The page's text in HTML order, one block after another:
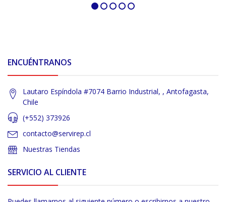
ENCUÉNTRANOS
Lautaro Espíndola #7074 Barrio Industrial, , Antofagasta,
Chile
(+552) 373926
contacto@servirep.cl
Nuestras Tiendas
SERVICIO AL CLIENTE